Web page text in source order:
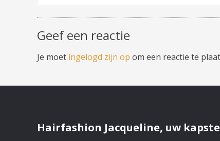
Geef een reactie
Je moet ingelogd zijn op om een reactie te
Hairfashion Jacqueline, uw